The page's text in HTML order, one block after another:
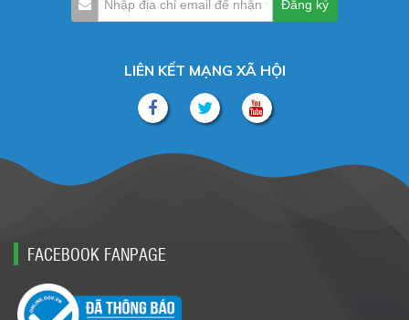
LIÊN KẾT MẠNG XÃ HỘI
FACEBOOK FANPAGE